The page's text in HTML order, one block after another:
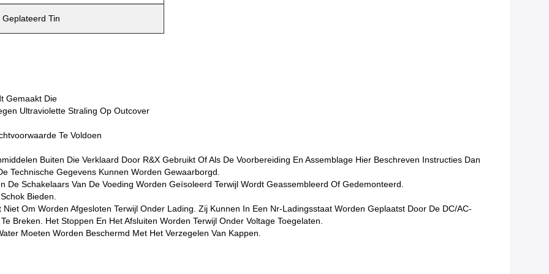
Geplateerd Tin
Gemaakt Die
Ultraviolette Straling Op Outcover
Te Voldoen
Buiten Die Verklaard Door R&X Gebruikt Of Als De Voorbereiding En Assemblage Hier Beschreven Instructies Dan
Technische Gegevens Kunnen Worden Gewaarborgd.
De Schakelaars Van De Voeding Worden Geïsoleerd Terwijl Wordt Geassembleerd Of Gedemonteerd.
Bieden.
Om Worden Afgesloten Terwijl Onder Lading. Zij Kunnen In Een Nr-Ladingsstaat Worden Geplaatst Door De DC/AC-
Breken. Het Stoppen En Het Afsluiten Worden Terwijl Onder Voltage Toegelaten.
Moeten Worden Beschermd Met Het Verzegelen Van Kappen.